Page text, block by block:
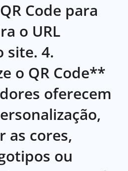
Code para
o URL
site. 4.
o QR Code**
oferecem
as cores,
ou